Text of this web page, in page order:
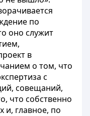
по
оно служит
в
о том, что
с
совещаний,
что собственно
и, главное, по